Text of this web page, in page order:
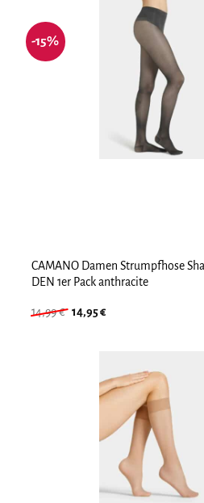
-15%
CAMANO Damen Strumpfhose
DEN 1er Pack anthracite
14,99€ Ursprünglicher
14,95€Aktueller